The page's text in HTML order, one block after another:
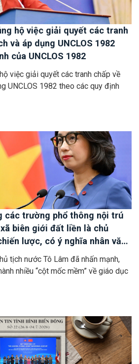
hộ việc giải quyết các tranh
và áp dụng UNCLOS 1982
của UNCLOS 1982
việc giải quyết các tranh chấp về
UNCLOS 1982 theo các quy định
các trường phổ thông nội trú
biên giới đất liền là chủ
lược, có ý nghĩa nhân văn
tịch nước Tô Lâm đã nhấn mạnh,
nhiều “cột mốc mềm” về giáo dục